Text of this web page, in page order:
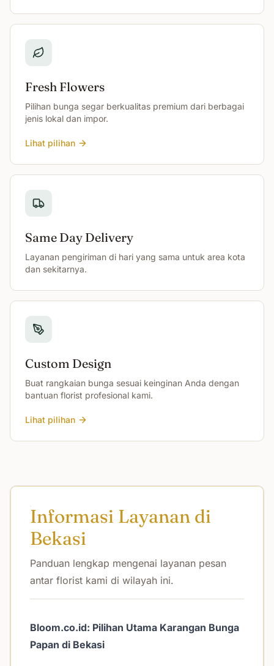
Fresh Flowers
Pilihan bunga segar berkualitas premium dari berbagai
jenis lokal dan impor.
Lihat pilihan
Same Day Delivery
Layanan pengiriman di hari yang sama untuk area kota
dan sekitarnya.
Custom Design
Buat rangkaian bunga sesuai keinginan Anda dengan
bantuan florist profesional kami.
Lihat pilihan
Informasi Layanan di
Bekasi
Panduan lengkap mengenai layanan pesan
antar florist kami di wilayah ini.
Bloom.co.id: Pilihan Utama Karangan Bunga
Papan di Bekasi